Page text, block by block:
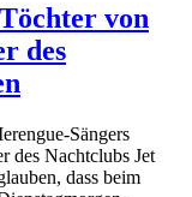
von
des
Sängers
des Nachtclubs Jet
dass beim